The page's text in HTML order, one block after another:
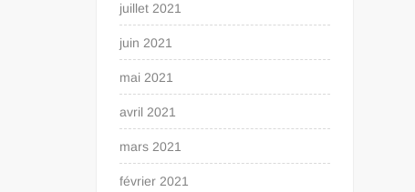
juillet 2021
juin 2021
mai 2021
avril 2021
mars 2021
février 2021